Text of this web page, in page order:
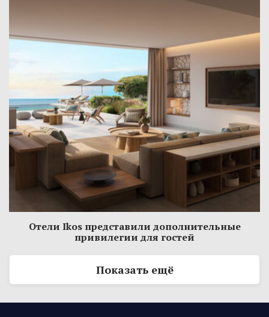
Отели Ikos представили дополнительные
привилегии для гостей
Показать ещё